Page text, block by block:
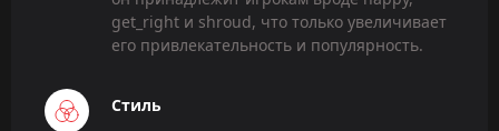
get_right и shroud, что только увеличивает
его привлекательность и популярность.
Стиль